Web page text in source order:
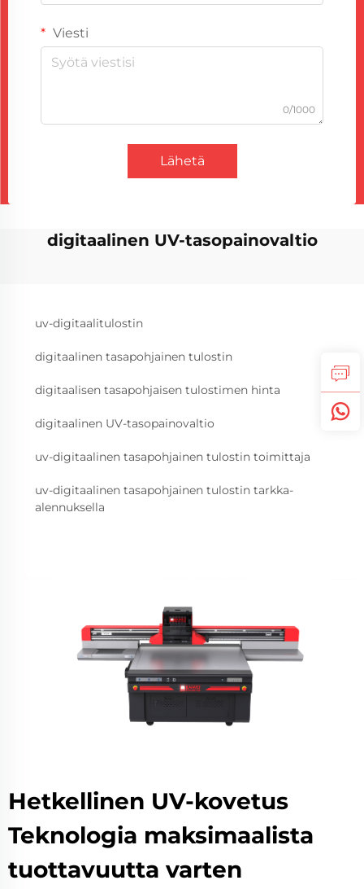
Viesti
0/1000
Lähetä
digitaalinen UV-tasopainovaltio
uv-digitaalitulostin
digitaalinen tasapohjainen tulostin
digitaalisen tasapohjaisen tulostimen hinta
digitaalinen UV-tasopainovaltio
uv-digitaalinen tasapohjainen tulostin toimittaja
uv-digitaalinen tasapohjainen tulostin tarkka-
alennuksella
Hetkellinen UV-kovetus
Teknologia maksimaalista
tuottavuutta varten